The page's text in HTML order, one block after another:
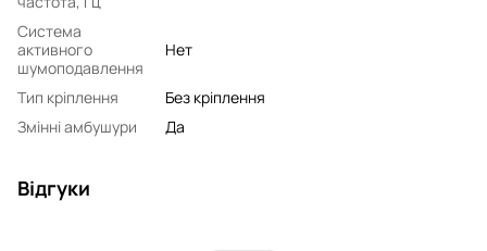
Система
активного
шумоподавлення
Нет
Тип кріплення
Без кріплення
Змінні амбушури
Да
Відгуки